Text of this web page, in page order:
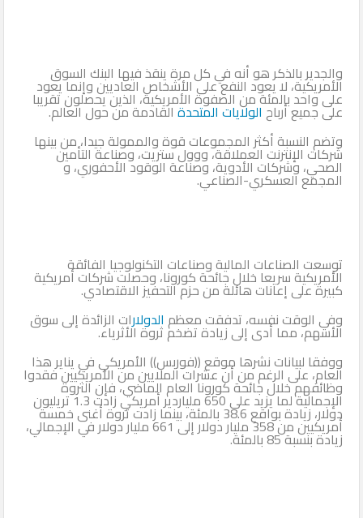
والجدير بالذكر هو أنه في كل مرة ينقذ فيها البنك السوق
الأمريكية، لا يعود النفع على الأشخاص العاديين وإنما يعود
على واحد بالمئة من الصفوة الأمريكية، الذين يحصلون تقريبا
على جميع أرباحالولايات المتحدةالقادمة من حول العالم.
وتضم النسبة أكثر المجموعات قوة والممولة جيدا، من بينها
شركات الإنترنت العملاقة، ووول ستريت، وصناعة التأمين
الصحي، وشركات الأدوية، وصناعة الوقود الأحفوري، و
المجمع العسكري-الصناعي.
توسعت الصناعات المالية وصناعات التكنولوجيا الفائقة
الأمريكية سريعا خلال جائحة كورونا، وحصلت شركات أمريكية
كبيرة على إعانات هائلة من حزم التحفيز الاقتصادي.
وفي الوقت نفسه، تدفقت معظم الدولارات الزائدة إلى سوق
الأسهم، مما أدى إلى زيادة تضخم ثروة الأثرياء.
ووفقا لبيانات نشرها موقع ((فوربس)) الأمريكي في يناير هذا
العام، على الرغم من أن عشرات الملايين من الأمريكيين فقدوا
وظائفهم خلال جائحة كورونا العام الماضي، فإن الثروة
الإجمالية لما يزيد على 650 ملياردير أمريكي زادت 1.3 تريليون
دولار، زيادة بواقع 38.6 بالمئة، بينما زادت ثروة أغنى خمسة
أمريكيين من 358 مليار دولار إلى 661 مليار دولار في الإجمالي،
زيادة بنسبة 85 بالمئة.